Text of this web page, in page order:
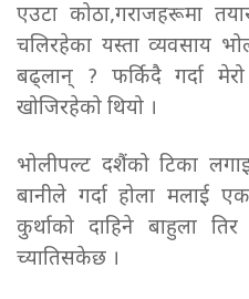
एउटा कोठा,गराजहरूमा
चलिरहेका यस्ता व्यवसाय
बढ्लान् ? फर्किदै गर्दा
खोजिरहेको थियो ।
भोलीपल्ट दशैंको टिका
बानीले गर्दा होला मलाई
कुर्थाको दाहिने बाहुला
च्यातिसकेछ ।